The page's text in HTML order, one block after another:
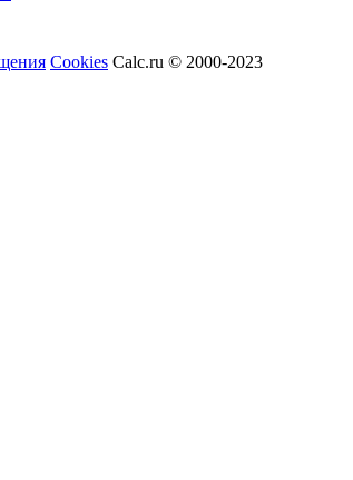
Cookies Calc.ru © 2000-2023